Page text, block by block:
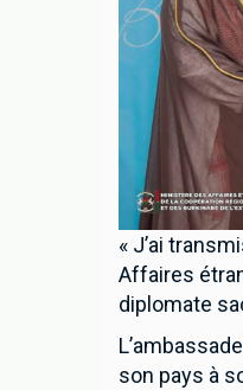
« J’ai
Affaires
diplomate
son pays à